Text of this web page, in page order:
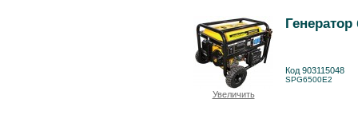
Увеличить
Код 903115048
SPG6500E2